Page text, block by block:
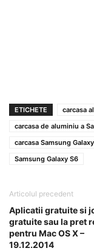
ETICHETE
carcasa
carcasa de aluminiu a
carcasa Samsung
Samsung Galaxy S6
Articolul precedent
Aplicatii gratuite si
gratuite sau la pret
pentru Mac OS X –
19.12.2014